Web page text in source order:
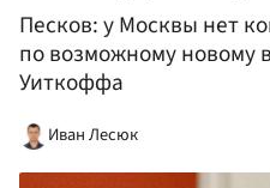
Песков: у Москвы нет
по возможному новому
Уиткоффа
Иван Лесюк